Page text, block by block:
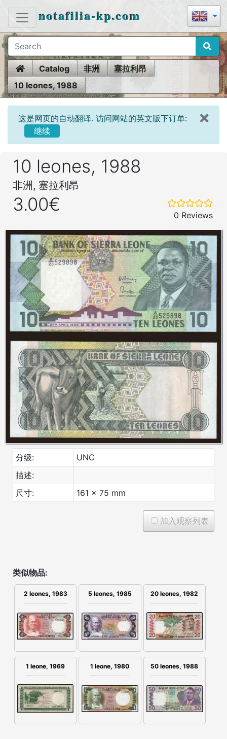
notafilia-kp.com
HomeCatalog 非洲
塞拉利昂
10 leones, 1988
这是网页的自动翻译. 访问网站的英文版下订单:
继续
10 leones, 1988
非洲, 塞拉利昂
3.00€
0 Reviews
分级:
UNC
描述:
尺寸:
161 x 75 mm
加入观察列表
类似物品:
2 leones, 1983 5 leones, 1985 20 leones, 1982
1 leone, 1969 1 leone, 1980 50 leones, 1988